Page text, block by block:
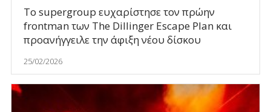
Το supergroup ευχαρίστησε τον πρώην
frontman των The Dillinger Escape Plan και
προανήγγειλε την άφιξη νέου δίσκου
25/02/2026